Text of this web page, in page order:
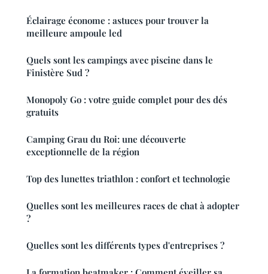
Éclairage économe : astuces pour trouver la
meilleure ampoule led
Quels sont les campings avec piscine dans le
Finistère Sud ?
Monopoly Go : votre guide complet pour des dés
gratuits
Camping Grau du Roi: une découverte
exceptionnelle de la région
Top des lunettes triathlon : confort et technologie
Quelles sont les meilleures races de chat à adopter
?
Quelles sont les différents types d'entreprises ?